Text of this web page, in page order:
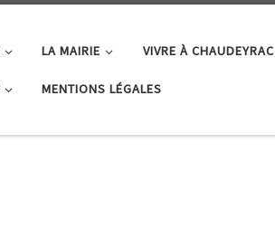
LA MAIRIE VIVRE À CHAUDEYRAC
MENTIONS LÉGALES